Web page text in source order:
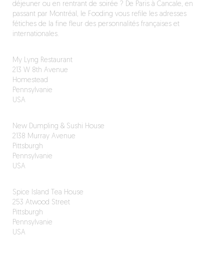
déjeuner ou en rentrant de soirée ? De Paris à Cancale, en
passant par Montréal, le Fooding vous refile les adresses
fétiches de la fine fleur des personnalités françaises et
internationales.
My Lyng Restaurant
213 W 8th Avenue
Homestead
Pennsylvanie
USA
New Dumpling & Sushi House
2138 Murray Avenue
Pittsburgh
Pennsylvanie
USA
Spice Island Tea House
253 Atwood Street
Pittsburgh
Pennsylvanie
USA